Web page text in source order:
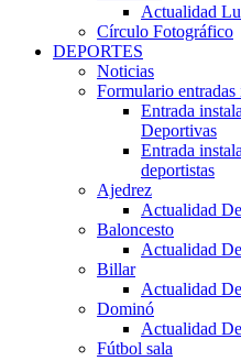
Actualidad
Círculo Fotográfico
DEPORTES
Noticias
Formulario entradas
Entrada
Deportivas
Entrada
deportistas
Ajedrez
Actualidad
Baloncesto
Actualidad
Billar
Actualidad
Dominó
Actualidad
Fútbol sala